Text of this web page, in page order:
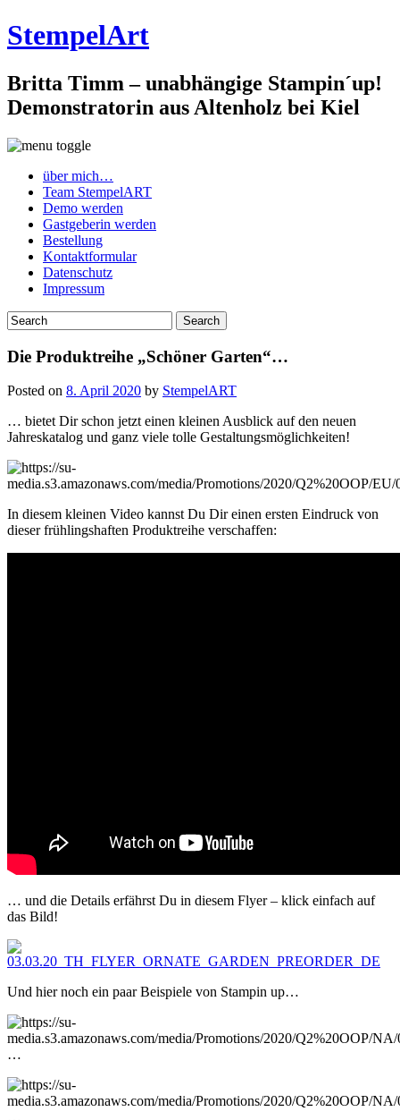
StempelArt
Britta Timm – unabhängige Stampin´up!
Demonstratorin aus Altenholz bei Kiel
über mich…
Team StempelART
Demo werden
Gastgeberin werden
Bestellung
Kontaktformular
Datenschutz
Impressum
Die Produktreihe „Schöner Garten“…
Posted on 8. April 2020 by StempelART
… bietet Dir schon jetzt einen kleinen Ausblick auf den neuen
Jahreskatalog und ganz viele tolle Gestaltungsmöglichkeiten!
In diesem kleinen Video kannst Du Dir einen ersten Eindruck von
dieser frühlingshaften Produktreihe verschaffen:
… und die Details erfährst Du in diesem Flyer – klick einfach auf
das Bild!
Und hier noch ein paar Beispiele von Stampin up…
…